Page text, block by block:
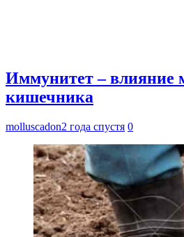
Иммунитет – влияние
кишечника
molluscadon2 года спустя 0